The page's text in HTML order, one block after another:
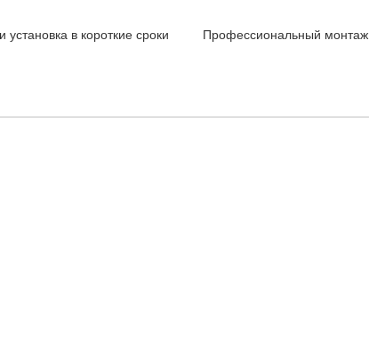
установка в короткие сроки Профессиональный монтаж